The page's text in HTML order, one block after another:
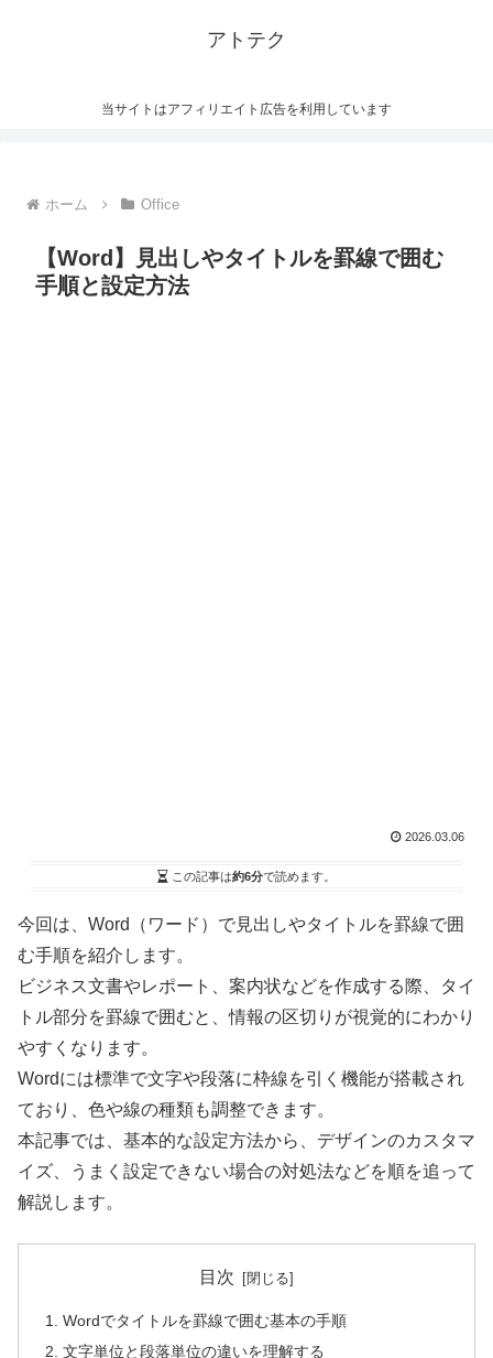
アトテク
当サイトはアフィリエイト広告を利用しています
ホーム Office
【Word】見出しやタイトルを罫線で囲む
手順と設定方法
2026.03.06
この記事は約6分で読めます。
今回は、Word（ワード）で見出しやタイトルを罫線で囲
む手順を紹介します。
ビジネス文書やレポート、案内状などを作成する際、タイ
トル部分を罫線で囲むと、情報の区切りが視覚的にわかり
やすくなります。
Wordには標準で文字や段落に枠線を引く機能が搭載され
ており、色や線の種類も調整できます。
本記事では、基本的な設定方法から、デザインのカスタマ
イズ、うまく設定できない場合の対処法などを順を追って
解説します。
目次
Wordでタイトルを罫線で囲む基本の手順
文字単位と段落単位の違いを理解する